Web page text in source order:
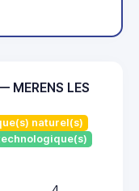
LES
naturel(s)